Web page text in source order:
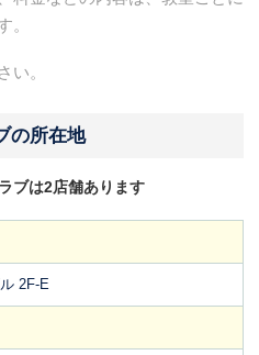
。
い。
の所在地
ブは2店舗あります
2F-E